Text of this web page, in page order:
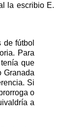
la escribio E.
de fútbol
Para
que
Granada
Si
o
a